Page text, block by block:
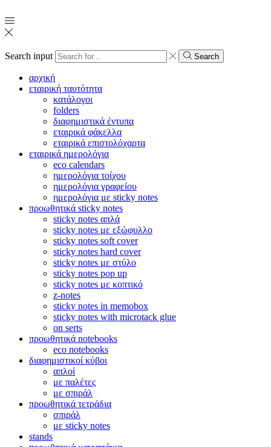
Search input Search
αρχική
εταιρική ταυτότητα
κατάλογοι
folders
διαφημιστικά έντυπα
εταιρικά φάκελλα
εταιρικά επιστολόχαρτα
εταιρικά ημερολόγια
eco calendars
ημερολόγια τοίχου
ημερολόγια γραφείου
ημερολόγια με sticky notes
προωθητικά sticky notes
sticky notes απλά
sticky notes με εξώφυλλο
sticky notes soft cover
sticky notes hard cover
sticky notes με στύλο
sticky notes pop up
sticky notes με κοπτικό
z-notes
sticky notes in memobox
sticky notes with microtack glue
on serts
προωθητικά notebooks
eco notebooks
διαφημιστικοί κύβοι
απλοί
με παλέτες
με σπιράλ
προωθητικά τετράδια
σπιράλ
με sticky notes
stands